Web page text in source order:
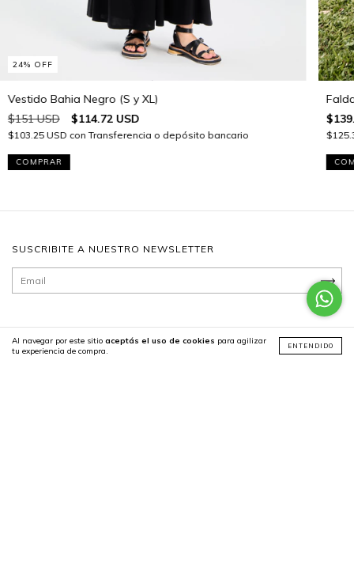
Al navegar por este sitio aceptás el uso de cookies para agilizar
tu experiencia de compra.
ENTENDIDO
24% OFF
Vestido Bahia Negro (S y XL)
$151 USD
$114.72 USD
$103.25 USD con Transferencia o depósito bancario
COMPRAR
SUSCRIBITE A NUESTRO NEWSLETTER